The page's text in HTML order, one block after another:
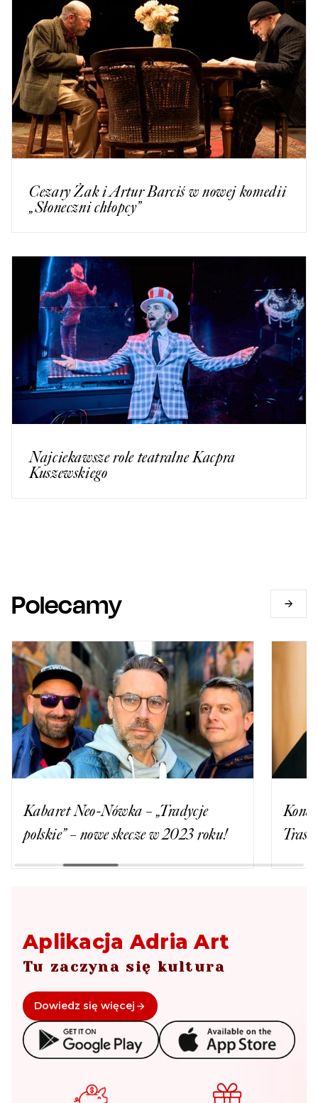
Cezary Żak i Artur Barciś w nowej komedii
„Słoneczni chłopcy”
Najciekawsze role teatralne Kacpra
Kuszewskiego
Polecamy
Kabaret Neo-Nówka – „Tradycje
polskie” – nowe skecze w 2023 roku!
Aplikacja Adria Art
Tu zaczyna się kultura
Dowiedz się więcej